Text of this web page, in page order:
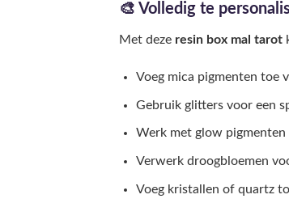
🎨 Volledig te
Met deze resin box mal tarot
Voeg mica pigmenten toe
Gebruik glitters voor een
Werk met glow
Verwerk droogbloemen
Voeg kristallen of quartz